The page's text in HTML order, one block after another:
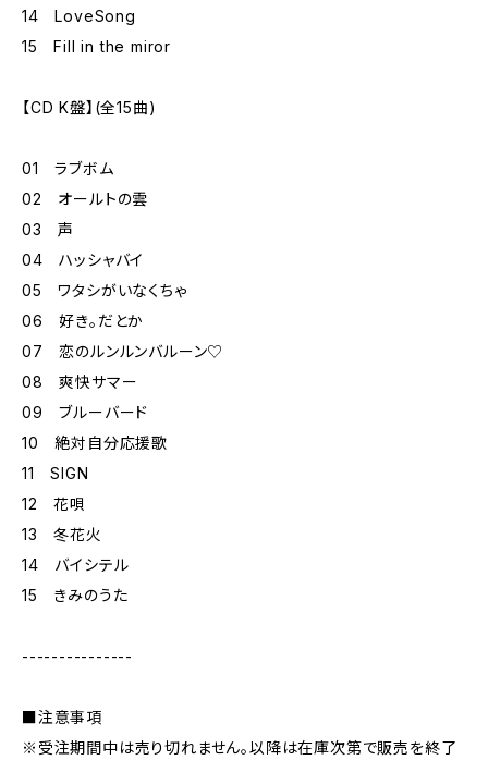
14 LoveSong
15 Fill in the miror
【CD K盤】(全15曲)
01 ラブボム
02 オールトの雲
03 声
04 ハッシャバイ
05 ワタシがいなくちゃ
06 好き。だとか
07 恋のルンルンバルーン♡
08 爽快サマー
09 ブルーバード
10 絶対自分応援歌
11 SIGN
12 花唄
13 冬花火
14 バイシテル
15 きみのうた
---------------
■注意事項
※受注期間中は売り切れません。以降は在庫次第で販売を終了